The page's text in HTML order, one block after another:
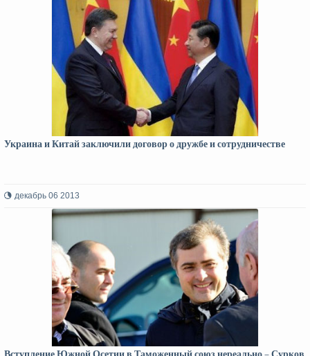
Украина и Китай заключили договор о дружбе и сотрудничестве
декабрь 06 2013